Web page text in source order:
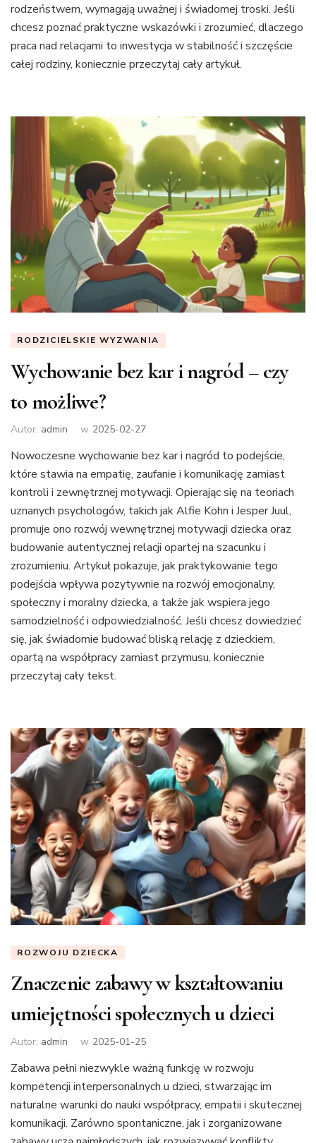
rodzeństwem, wymagają uważnej i świadomej troski. Jeśli
chcesz poznać praktyczne wskazówki i zrozumieć, dlaczego
praca nad relacjami to inwestycja w stabilność i szczęście
całej rodziny, koniecznie przeczytaj cały artykuł.
RODZICIELSKIE WYZWANIA
Wychowanie bez kar i nagród – czy
to możliwe?
Autor: admin w 2025-02-27
Nowoczesne wychowanie bez kar i nagród to podejście,
które stawia na empatię, zaufanie i komunikację zamiast
kontroli i zewnętrznej motywacji. Opierając się na teoriach
uznanych psychologów, takich jak Alfie Kohn i Jesper Juul,
promuje ono rozwój wewnętrznej motywacji dziecka oraz
budowanie autentycznej relacji opartej na szacunku i
zrozumieniu. Artykuł pokazuje, jak praktykowanie tego
podejścia wpływa pozytywnie na rozwój emocjonalny,
społeczny i moralny dziecka, a także jak wspiera jego
samodzielność i odpowiedzialność. Jeśli chcesz dowiedzieć
się, jak świadomie budować bliską relację z dzieckiem,
opartą na współpracy zamiast przymusu, koniecznie
przeczytaj cały tekst.
ROZWOJU DZIECKA
Znaczenie zabawy w kształtowaniu
umiejętności społecznych u dzieci
Autor: admin w 2025-01-25
Zabawa pełni niezwykle ważną funkcję w rozwoju
kompetencji interpersonalnych u dzieci, stwarzając im
naturalne warunki do nauki współpracy, empatii i skutecznej
komunikacji. Zarówno spontaniczne, jak i zorganizowane